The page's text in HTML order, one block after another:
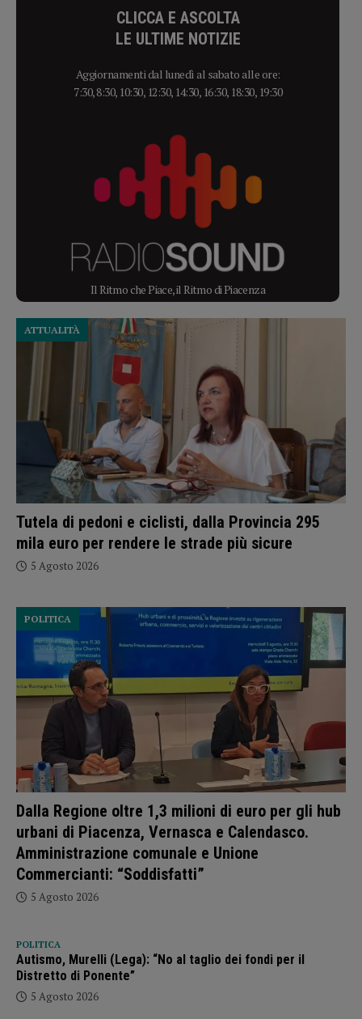
CLICCA E ASCOLTA
LE ULTIME NOTIZIE
Aggiornamenti dal lunedì al sabato alle ore:
7:30, 8:30, 10:30, 12:30, 14:30, 16:30, 18:30, 19:30
Il Ritmo che Piace, il Ritmo di Piacenza
Tutela di pedoni e ciclisti, dalla Provincia 295
mila euro per rendere le strade più sicure
ATTUALITÀ
5 Agosto 2026
Dalla Regione oltre 1,3 milioni di euro per gli hub
urbani di Piacenza, Vernasca e Calendasco.
Amministrazione comunale e Unione
Commercianti: “Soddisfatti”
POLITICA
5 Agosto 2026
POLITICA
Autismo, Murelli (Lega): “No al taglio dei fondi per il
Distretto di Ponente”
5 Agosto 2026